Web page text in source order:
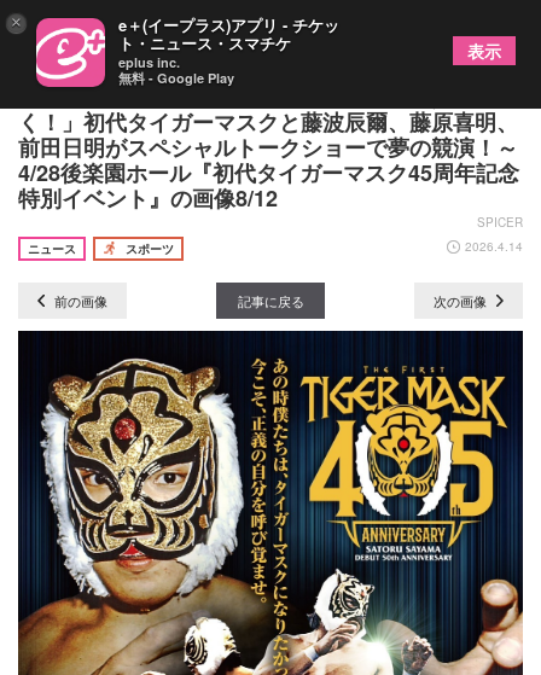
「4人でプロレス界をもっともっと盛り上げてい
く！」初代タイガーマスクと藤波辰爾、藤原喜明、
前田日明がスペシャルトークショーで夢の競演！～
4/28後楽園ホール『初代タイガーマスク45周年記念
特別イベント』の画像8/12
SPICER
ニュース
スポーツ 2026.4.14
前の画像 記事に戻る 次の画像
× e＋(イープラス)アプリ - チケッ
ト・ニュース・スマチケ
eplus inc.
無料 - Google Play
表示